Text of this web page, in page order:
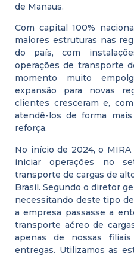
de Manaus.
Com capital 100%
maiores estruturas nas
do país, com
operações de transporte
momento muito
expansão para novas
clientes cresceram e,
atendê-los de forma mais
reforça.
No início de 2024, o
iniciar operações no
transporte de cargas de
Brasil. Segundo o diretor
necessitando deste tipo
a empresa passasse a
transporte aéreo de
apenas de nossas
entregas. Utilizamos as